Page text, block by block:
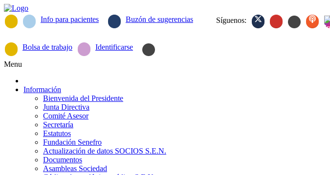
Info para pacientes Buzón de sugerencias Síguenos:
Bolsa de trabajo Identificarse
Menu
Información
Bienvenida del Presidente
Junta Directiva
Comité Asesor
Secretaría
Estatutos
Fundación Senefro
Actualización de datos SOCIOS S.E.N.
Documentos
Asambleas Sociedad